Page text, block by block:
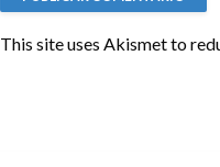
This site uses Akismet to